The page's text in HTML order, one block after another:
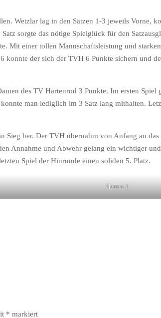
Wetzlar lag in den Sätzen 1-3 jeweils Vorne,
sorgte das nötige Spielglück für den
Mit einer tollen Mannschaftsleistung und
konnte der sich der TVH 6 Punkte sichern und
des TV Hartenrod 3 Punkte. Im ersten Spiel
man lediglich im 3 Satz lang mithalten.
Sieg her. Der TVH übernahm von Anfang an
Annahme und Abwehr gelang ein wichtiger und
Spiel der Hinrunde einen soliden 5. Platz.
Herren 1
* markiert